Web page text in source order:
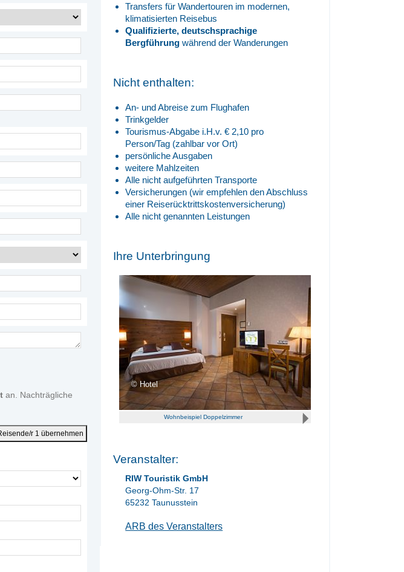
an. Nachträgliche
r 1 übernehmen
Transfers für Wandertouren im modernen,
klimatisierten Reisebus
Qualifizierte, deutschsprachige
Bergführung während der Wanderungen
Nicht enthalten:
An- und Abreise zum Flughafen
Trinkgelder
Tourismus-Abgabe i.H.v. € 2,10 pro
Person/Tag (zahlbar vor Ort)
persönliche Ausgaben
weitere Mahlzeiten
Alle nicht aufgeführten Transporte
Versicherungen (wir empfehlen den Abschluss
einer Reiserücktrittskostenversicherung)
Alle nicht genannten Leistungen
Ihre Unterbringung
Hotel
Wohnbeispiel Doppelzimmer
Veranstalter:
RIW Touristik GmbH
Georg-Ohm-Str. 17
65232 Taunusstein
ARB des Veranstalters